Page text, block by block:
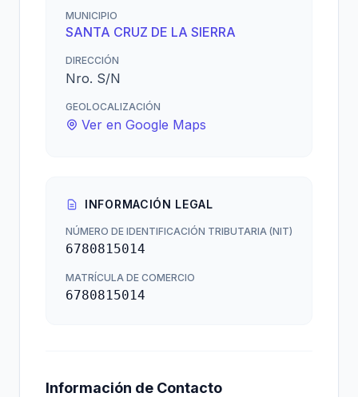
MUNICIPIO
SANTA CRUZ DE LA SIERRA
DIRECCIÓN
Nro. S/N
GEOLOCALIZACIÓN
Ver en Google Maps
INFORMACIÓN LEGAL
NÚMERO DE IDENTIFICACIÓN TRIBUTARIA (NIT)
6780815014
MATRÍCULA DE COMERCIO
6780815014
Información de Contacto